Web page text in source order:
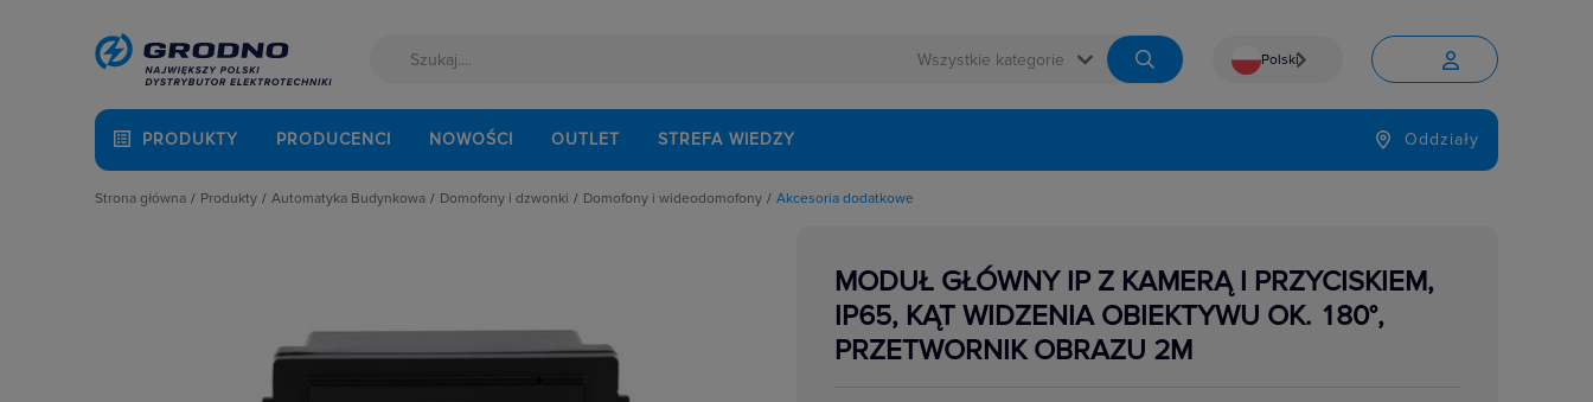
 Polski
Język

PRODUKTY PRODUCENCI NOWOŚCI OUTLET STREFA WIEDZY Oddziały
Strona główna
Produkty
Łączniki i gniazda
Narzędzia i mierniki
Ochrona odgromowa
Automatyka Budynkowa
Kontrolery
Moduły sterujące DIN
Domofony i dzwonki
Domofony i wideodomofony
Unifony
Wizjery
Akcesoria dodatkowe
MODUŁ GŁÓWNY IP Z KAMERĄ I PRZYCISKIEM,
IP65, KĄT WIDZENIA OBIEKTYWU OK. 180°,
PRZETWORNIK OBRAZU 2M